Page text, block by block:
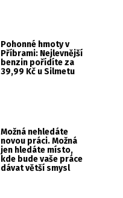
Pohonné hmoty v
Příbrami: Nejlevnější
benzin pořídíte za
39,99 Kč u Silmetu
Možná nehledáte
novou práci. Možná
jen hledáte místo,
kde bude vaše práce
dávat větší smysl